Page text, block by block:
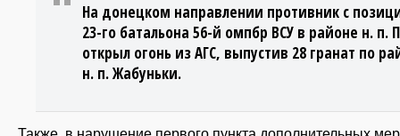
На донецком направлении противник с
23-го батальона 56-й омпбр ВСУ в районе н. п.
открыл огонь из АГС, выпустив 28 гранат по
н. п. Жабуньки.